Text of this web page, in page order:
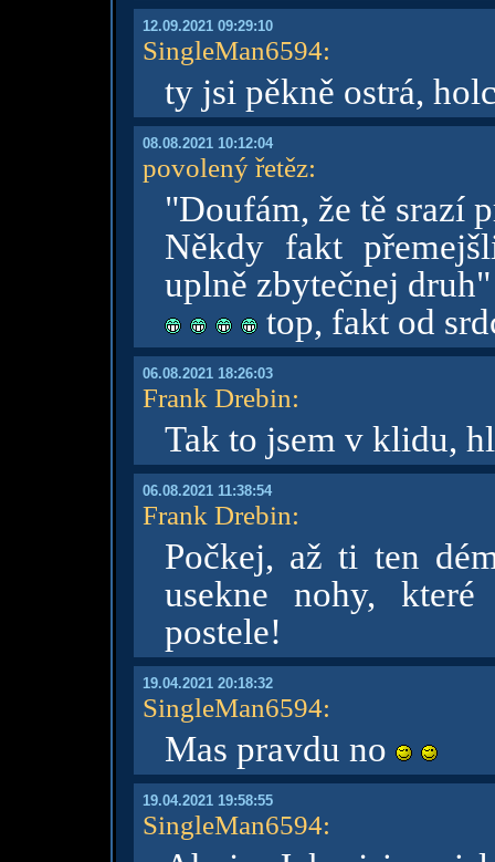
12.09.2021 09:29:10
SingleMan6594:
ty jsi pěkně ostrá,
08.08.2021 10:12:04
povolený řetěz:
"Doufám, že tě srazí
Někdy fakt
uplně zbytečnej druh"
top, fakt od
06.08.2021 18:26:03
Frank Drebin:
Tak to jsem v klidu,
06.08.2021 11:38:54
Frank Drebin:
Počkej, až ti ten
usekne nohy,
postele!
19.04.2021 20:18:32
SingleMan6594:
Mas pravdu no
19.04.2021 19:58:55
SingleMan6594: